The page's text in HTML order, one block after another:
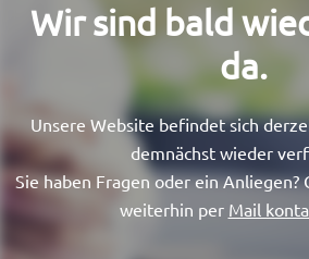
Wir sind bald
da.​
Unsere Website befindet sich
demnächst wieder
Sie haben Fragen oder ein Anliegen?
weiterhin per Mail